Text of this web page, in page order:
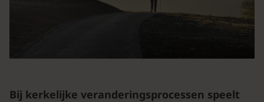
Bij kerkelijke veranderingsprocessen speelt